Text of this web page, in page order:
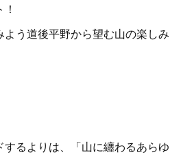
う道後平野から望む山の楽しみ
るよりは、「山に纏わるあらゆ